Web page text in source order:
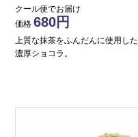
クール便でお届け
価格 680
上質な抹茶をふんだんに使用した
濃厚ショコラ。